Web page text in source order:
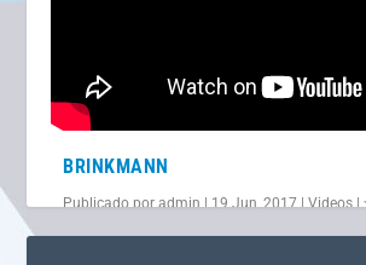
BRINKMANN
Publicado poradmin|19 Jun, 2017|Videos|